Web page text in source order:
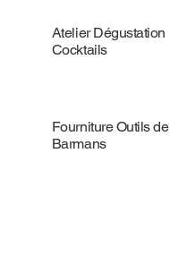
Atelier Dégustation
Cocktails
Fourniture Outils de
Barmans